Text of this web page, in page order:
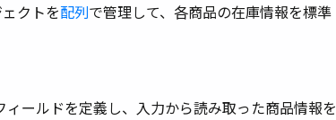
クトを配列で管理して、各商品の在庫情報を標準
ィールドを定義し、入力から読み取った商品情報を